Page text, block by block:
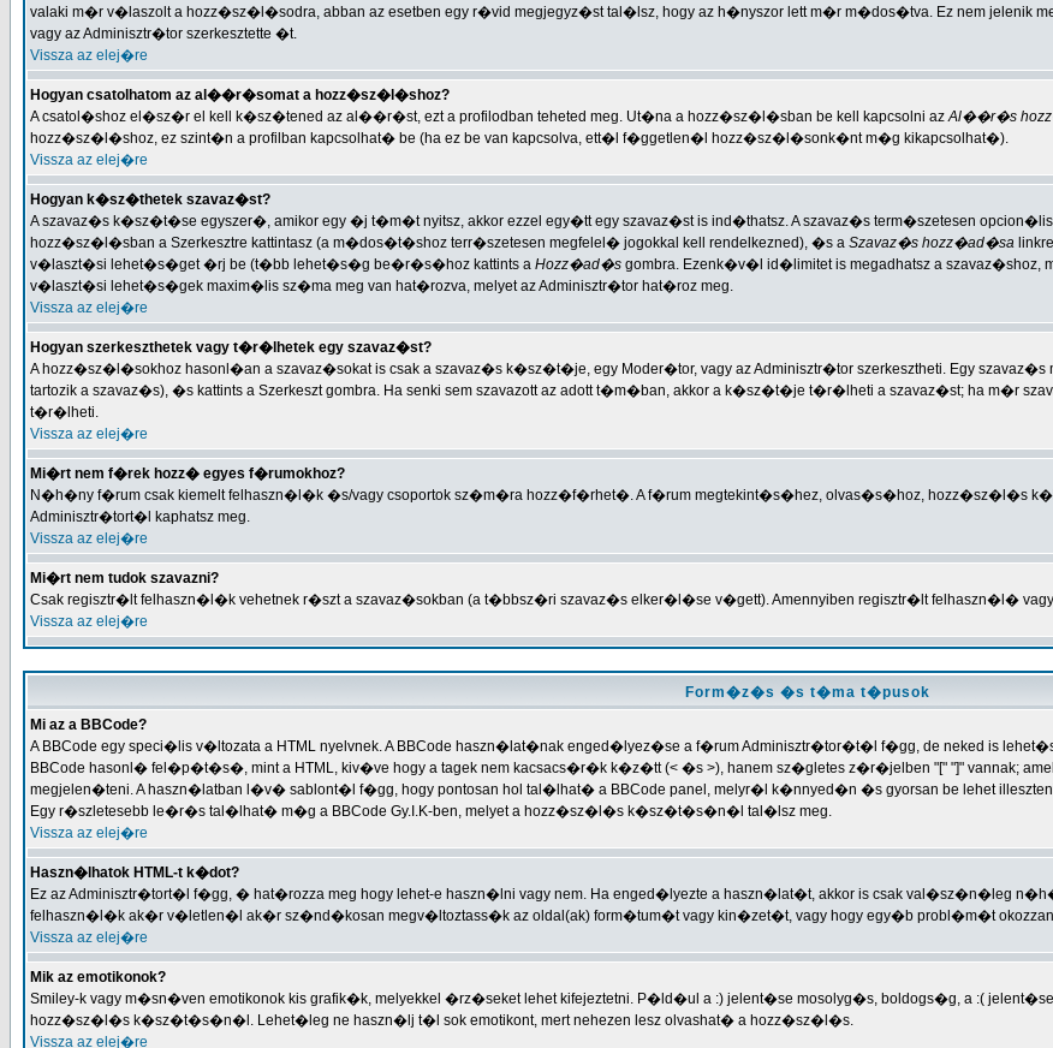
valaki m�r v�laszolt a hozz�sz�l�sodra, abban az esetben egy r�vid megjegyz�st tal�lsz, hogy az h�nyszor lett m�r m�dos�tva. Ez nem jelenik
vagy az Adminisztr�tor szerkesztette �t.
Vissza az elej�re
Hogyan csatolhatom az al��r�somat a hozz�sz�l�shoz?
A csatol�shoz el�sz�r el kell k�sz�tened az al��r�st, ezt a profilodban teheted meg. Ut�na a hozz�sz�l�sban be kell kapcsolni azAl��r�s
hozz�sz�l�shoz, ez szint�n a profilban kapcsolhat� be (ha ez be van kapcsolva, ett�l f�ggetlen�l hozz�sz�l�sonk�nt m�g kikapcsolhat�).
Vissza az elej�re
Hogyan k�sz�thetek szavaz�st?
A szavaz�s k�sz�t�se egyszer�, amikor egy �j t�m�t nyitsz, akkor ezzel egy�tt egy szavaz�st is ind�thatsz. A szavaz�s term�szetesen
hozz�sz�l�sban a Szerkesztre kattintasz (a m�dos�t�shoz terr�szetesen megfelel� jogokkal kell rendelkezned), �s a Szavaz�s hozz�ad�sa
v�laszt�si lehet�s�get �rj be (t�bb lehet�s�g be�r�s�hoz kattints a Hozz�ad�s gombra. Ezenk�v�l id�limitet is megadhatsz a
v�laszt�si lehet�s�gek maxim�lis sz�ma meg van hat�rozva, melyet az Adminisztr�tor hat�roz meg.
Vissza az elej�re
Hogyan szerkeszthetek vagy t�r�lhetek egy szavaz�st?
A hozz�sz�l�sokhoz hasonl�an a szavaz�sokat is csak a szavaz�s k�sz�t�je, egy Moder�tor, vagy az Adminisztr�tor szerkesztheti. Egy
tartozik a szavaz�s), �s kattints a Szerkeszt gombra. Ha senki sem szavazott az adott t�m�ban, akkor a k�sz�t�je t�r�lheti a szavaz�st; ha m�r
t�r�lheti.
Vissza az elej�re
Mi�rt nem f�rek hozz� egyes f�rumokhoz?
N�h�ny f�rum csak kiemelt felhaszn�l�k �s/vagy csoportok sz�m�ra hozz�f�rhet�. A f�rum megtekint�s�hez, olvas�s�hoz, hozz�sz�l�s
Adminisztr�tort�l kaphatsz meg.
Vissza az elej�re
Mi�rt nem tudok szavazni?
Csak regisztr�lt felhaszn�l�k vehetnek r�szt a szavaz�sokban (a t�bbsz�ri szavaz�s elker�l�se v�gett). Amennyiben regisztr�lt felhaszn�l� vagy
Vissza az elej�re
Form�z�s �s t�ma t�pusok
Mi az a BBCode?
A BBCode egy speci�lis v�ltozata a HTML nyelvnek. A BBCode haszn�lat�nak enged�lyez�se a f�rum Adminisztr�tor�t�l f�gg, de neked is
BBCode hasonl� fel�p�t�s�, mint a HTML, kiv�ve hogy a tagek nem kacsacs�r�k k�z�tt (< �s >), hanem sz�gletes z�r�jelben "[" "]" vannak;
megjelen�teni. A haszn�latban l�v� sablont�l f�gg, hogy pontosan hol tal�lhat� a BBCode panel, melyr�l k�nnyed�n �s gyorsan be lehet
Egy r�szletesebb le�r�s tal�lhat� m�g a BBCode Gy.I.K-ben, melyet a hozz�sz�l�s k�sz�t�s�n�l tal�lsz meg.
Vissza az elej�re
Haszn�lhatok HTML-t k�dot?
Ez az Adminisztr�tort�l f�gg, � hat�rozza meg hogy lehet-e haszn�lni vagy nem. Ha enged�lyezte a haszn�lat�t, akkor is csak val�sz�n�leg
felhaszn�l�k ak�r v�letlen�l ak�r sz�nd�kosan megv�ltoztass�k az oldal(ak) form�tum�t vagy kin�zet�t, vagy hogy egy�b probl�m�t
Vissza az elej�re
Mik az emotikonok?
Smiley-k vagy m�sn�ven emotikonok kis grafik�k, melyekkel �rz�seket lehet kifejeztetni. P�ld�ul a :) jelent�se mosolyg�s, boldogs�g, a :(
hozz�sz�l�s k�sz�t�s�n�l. Lehet�leg ne haszn�lj t�l sok emotikont, mert nehezen lesz olvashat� a hozz�sz�l�s.
Vissza az elej�re